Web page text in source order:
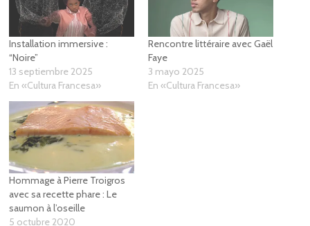
Installation immersive :
“Noire”
13 septiembre 2025
En «Cultura Francesa»
Rencontre littéraire avec Gaël
Faye
3 mayo 2025
En «Cultura Francesa»
Hommage à Pierre Troigros
avec sa recette phare : Le
saumon à l’oseille
5 octubre 2020